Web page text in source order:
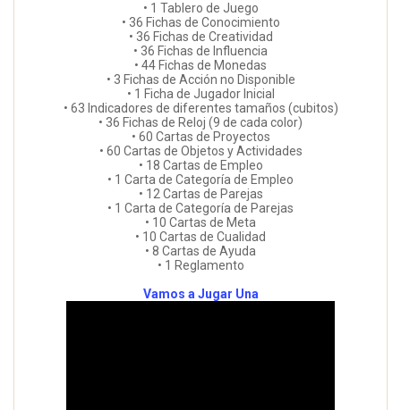
• 1 Tablero de Juego
• 36 Fichas de Conocimiento
• 36 Fichas de Creatividad
• 36 Fichas de Influencia
• 44 Fichas de Monedas
• 3 Fichas de Acción no Disponible
• 1 Ficha de Jugador Inicial
• 63 Indicadores de diferentes tamaños (cubitos)
• 36 Fichas de Reloj (9 de cada color)
• 60 Cartas de Proyectos
• 60 Cartas de Objetos y Actividades
• 18 Cartas de Empleo
• 1 Carta de Categoría de Empleo
• 12 Cartas de Parejas
• 1 Carta de Categoría de Parejas
• 10 Cartas de Meta
• 10 Cartas de Cualidad
• 8 Cartas de Ayuda
• 1 Reglamento
Vamos a Jugar Una